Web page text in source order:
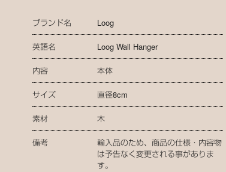
ブランド名 Loog
英語名 Loog Wall Hanger
内容 本体
サイズ 直径8cm
素材 木
備考
輸入品のため、商品の仕様・内容物
は予告なく変更される事がありま
す。